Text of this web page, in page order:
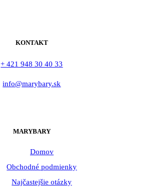
KONTAKT
+ 421 948 30 40 33
info@marybary.sk
MARYBARY
Domov
Obchodné podmienky
Najčastejšie otázky